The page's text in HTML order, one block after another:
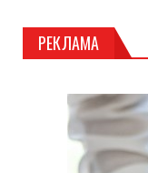
РЕКЛАМА